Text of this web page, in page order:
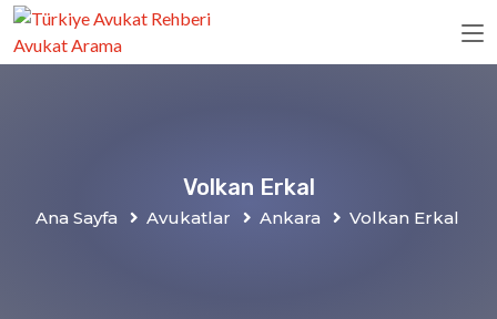
Volkan Erkal
Ana Sayfa Avukatlar Ankara Volkan Erkal